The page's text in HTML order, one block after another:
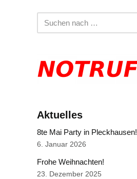
Aktuelles
8te Mai Party in Pleckhausen!
6. Januar 2026
Frohe Weihnachten!
23. Dezember 2025